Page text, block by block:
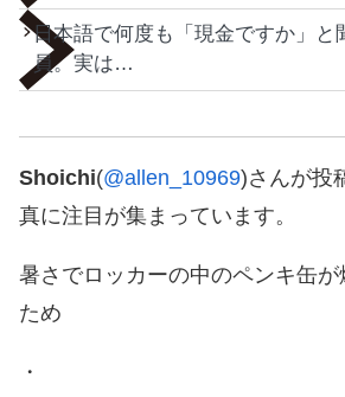
日本語で何度も「現金ですか」と
員。実は…
Shoichi(@allen_10969)さんが投
真に注目が集まっています。
暑さでロッカーの中のペンキ缶
ため
・